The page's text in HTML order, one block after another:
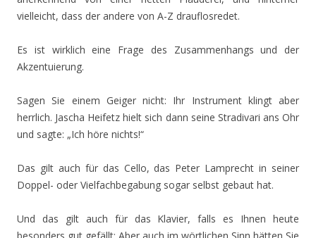
vielleicht, dass der andere von A-Z drauflosredet.
Es ist wirklich eine Frage des Zusammenhangs und der
Akzentuierung.
Sagen Sie einem Geiger nicht: Ihr Instrument klingt aber
herrlich. Jascha Heifetz hielt sich dann seine Stradivari ans Ohr
und sagte: „Ich höre nichts!“
Das gilt auch für das Cello, das Peter Lamprecht in seiner
Doppel- oder Vielfachbegabung sogar selbst gebaut hat.
Und das gilt auch für das Klavier, falls es Ihnen heute